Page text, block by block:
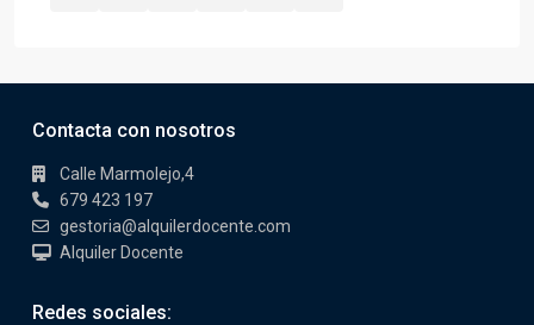
Contacta con nosotros
Calle Marmolejo,4
679 423 197
gestoria@alquilerdocente.com
Alquiler Docente
Redes sociales: